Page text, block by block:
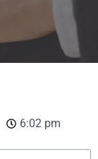
6:02 pm